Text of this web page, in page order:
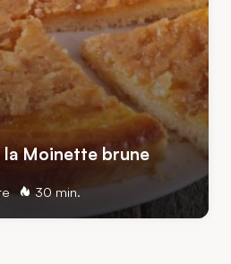
la Moinette brune
30 min.